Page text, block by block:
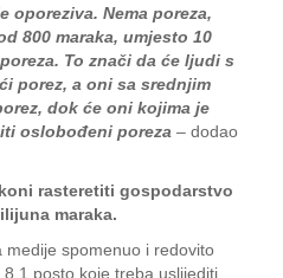
oporeziva. Nema poreza,
800 maraka, umjesto 10
To znači da će ljudi s
porez, a oni sa srednjim
dok će oni kojima je
oslobođeni poreza – dodao
rasteretiti gospodarstvo
maraka.
medije spomenuo i redovito
posto koje treba uslijediti